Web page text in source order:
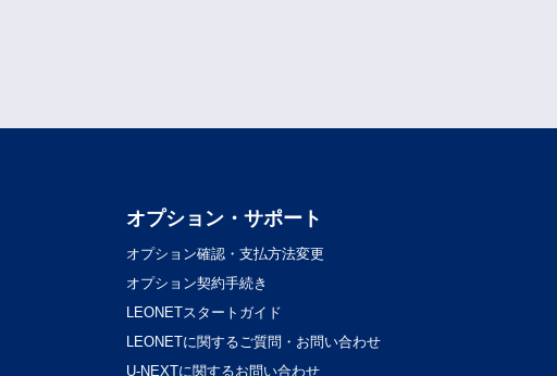
オプション・サポート
オプション確認・支払方法変更
オプション契約手続き
LEONETスタートガイド
LEONETに関するご質問・お問い合わせ
U-NEXTに関するお問い合わせ